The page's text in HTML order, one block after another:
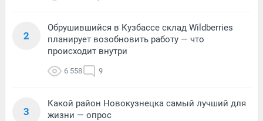
2
Обрушившийся в Кузбассе склад Wildberries
планирует возобновить работу — что
происходит внутри
6 558 9
3
Какой район Новокузнецка самый лучший для
жизни — опрос